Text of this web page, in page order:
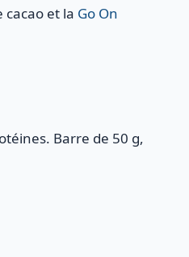
et la Go On
Barre de 50 g,